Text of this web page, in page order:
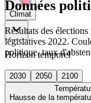
Climat
Horizon temporel
2030 2050
2100
Hausse de la
Données
Résultats des
législatives 2022.
politique, taux